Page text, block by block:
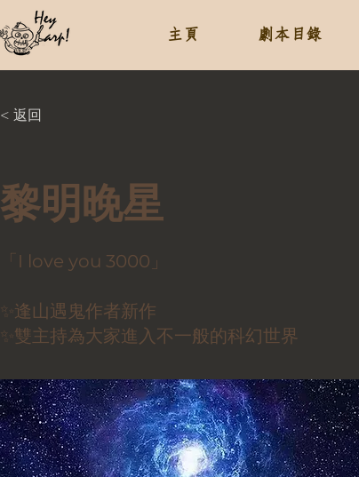
主頁 劇本目錄
< 返回
黎明晚星
「I love you 3000」
✨逢山遇鬼作者新作
✨雙主持為大家進入不一般的科幻世界